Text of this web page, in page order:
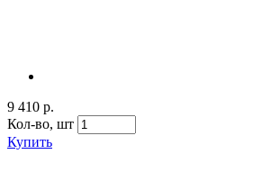
9 410 р.
Кол-во, шт
Купить